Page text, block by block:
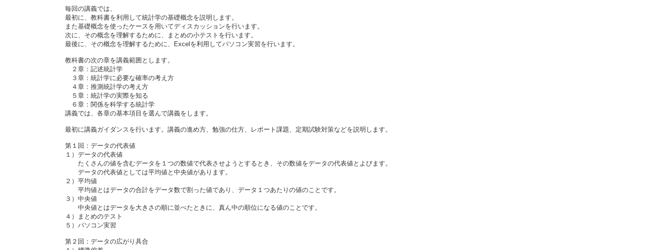
毎回の講義では、
最初に、教科書を利用して統計学の基礎概念を説明します。
また基礎概念を使ったケースを用いてディスカッションを行います。
次に、その概念を理解するために、まとめの小テストを行います。
最後に、その概念を理解するために、Excelを利用してパソコン実習を行います。
教科書の次の章を講義範囲とします。
２章：記述統計学
３章：統計学に必要な確率の考え方
４章：推測統計学の考え方
５章：統計学の実際を知る
６章：関係を科学する統計学
講義では、各章の基本項目を選んで講義をします。
最初に講義ガイダンスを行います。講義の進め方、勉強の仕方、レポート課題、定期試験対策などを説明します。
第１回：データの代表値
１）データの代表値
たくさんの値を含むデータを１つの数値で代表させようとするとき、その数値をデータの代表値とよびます。
データの代表値としては平均値と中央値があります。
２）平均値
平均値とはデータの合計をデータ数で割った値であり、データ１つあたりの値のことです。
３）中央値
中央値とはデータを大きさの順に並べたときに、真ん中の順位になる値のことです。
４）まとめのテスト
５）パソコン実習
第２回：データの広がり具合